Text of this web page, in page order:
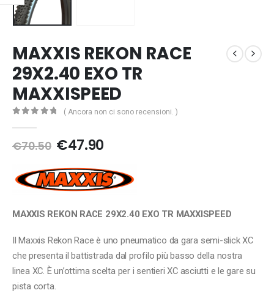
MAXXIS REKON RACE
29X2.40 EXO TR
MAXXISPEED
( Ancora non ci sono recensioni. )
€70.50 Il
originale
era:
€47.90Il
attuale
è:
MAXXIS REKON RACE 29X2.40 EXO TR MAXXISPEED
Il Maxxis Rekon Race è uno pneumatico da gara semi-slick XC
che presenta il battistrada dal profilo più basso della nostra
linea XC. È un’ottima scelta per i sentieri XC asciutti e le gare su
pista corta.